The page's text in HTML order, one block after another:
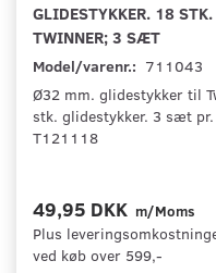
GLIDESTYKKER. 18
TWINNER; 3 SÆT
Model/varenr.: 711043
Ø32 mm. glidestykker til
stk. glidestykker. 3 sæt
T121118
49,95 DKK m/Moms
Plus
ved køb over 599,-